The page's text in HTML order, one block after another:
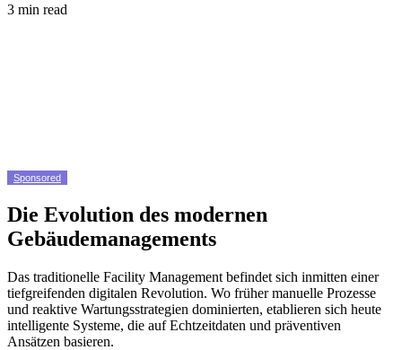
3 min read
Sponsored
Die Evolution des modernen
Gebäudemanagements
Das traditionelle Facility Management befindet sich inmitten einer
tiefgreifenden digitalen Revolution. Wo früher manuelle Prozesse
und reaktive Wartungsstrategien dominierten, etablieren sich heute
intelligente Systeme, die auf Echtzeitdaten und präventiven
Ansätzen basieren.